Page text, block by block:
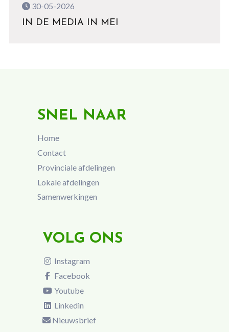
30-05-2026
IN DE MEDIA IN MEI
SNEL NAAR
Home
Contact
Provinciale afdelingen
Lokale afdelingen
Samenwerkingen
VOLG ONS
Instagram
Facebook
Youtube
Linkedin
Nieuwsbrief